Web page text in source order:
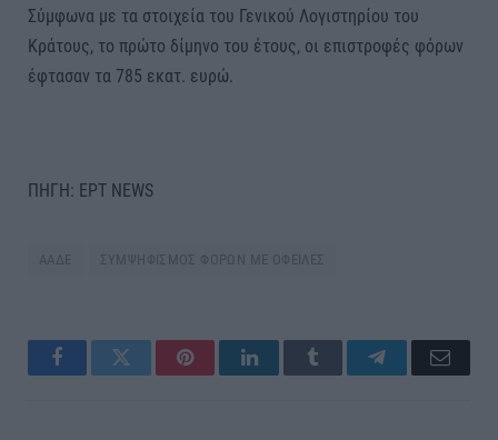
Σύμφωνα με τα στοιχεία του Γενικού Λογιστηρίου του
Κράτους, το πρώτο δίμηνο του έτους, οι επιστροφές φόρων
έφτασαν τα 785 εκατ. ευρώ.
ΠΗΓΗ: ΕΡΤ NEWS
ΑΑΔΕ ΣΥΜΨΗΦΙΣΜΟΣ ΦΟΡΩΝ ΜΕ ΟΦΕΙΛΕΣ
FacebookTwitter PinterestLinkedInTumblr TelegramEmail